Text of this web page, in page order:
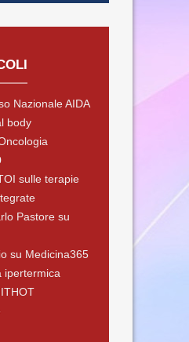
Nazionale AIDA
body
sulle terapie
Pastore su
su Medicina365
ipertermica